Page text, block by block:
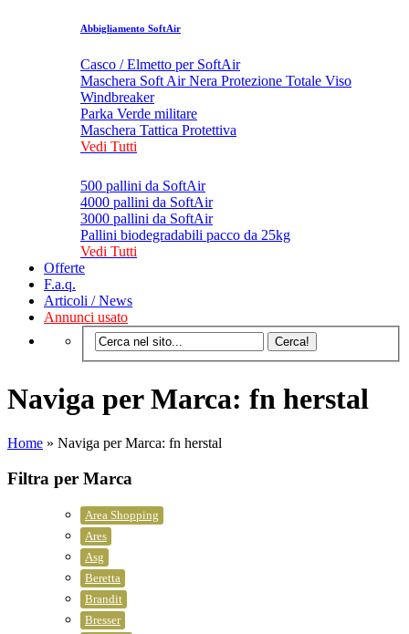
Abbigliamento SoftAir
Casco / Elmetto per SoftAir
Maschera Soft Air Nera Protezione Totale Viso
Windbreaker
Parka Verde militare
Maschera Tattica Protettiva
Vedi Tutti
500 pallini da SoftAir
4000 pallini da SoftAir
3000 pallini da SoftAir
Pallini biodegradabili pacco da 25kg
Vedi Tutti
Offerte
F.a.q.
Articoli / News
Annunci usato
Naviga per Marca: fn herstal
Home » Naviga per Marca: fn herstal
Filtra per Marca
Area Shopping
Ares
Asg
Beretta
Brandit
Bresser